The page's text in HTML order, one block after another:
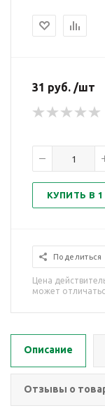
31 руб. /шт
КУПИТЬ В
Поделиться
Цена
может
Описание
Отзывы о